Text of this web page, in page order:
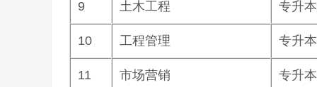
9 土木工程 专升本
10 工程管理 专升本
11 市场营销 专升本